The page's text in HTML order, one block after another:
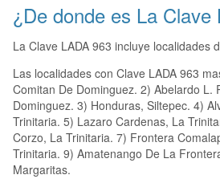
¿De donde es La Clave
La Clave LADA 963 incluye localidades
Las localidades con Clave LADA 963
Comitan De Dominguez. 2) Abelardo L.
Dominguez. 3) Honduras, Siltepec. 4)
Trinitaria. 5) Lazaro Cardenas, La
Corzo, La Trinitaria. 7) Frontera
Trinitaria. 9) Amatenango De La
Margaritas.